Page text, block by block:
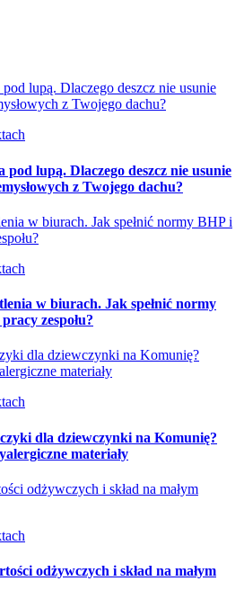
lupą. Dlaczego deszcz nie usunie
z Twojego dachu?
pod lupą. Dlaczego deszcz nie usunie
z Twojego dachu?
w biurach. Jak spełnić normy BHP i
w biurach. Jak spełnić normy
zespołu?
dla dziewczynki na Komunię?
materiały
dla dziewczynki na Komunię?
materiały
odżywczych i skład na małym
odżywczych i skład na małym